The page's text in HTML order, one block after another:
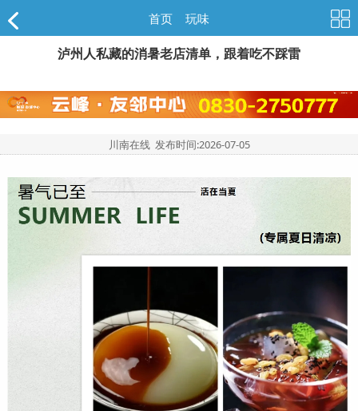
首页 玩味
泸州人私藏的消暑老店清单，跟着吃不踩雷
川南在线 发布时间:2026-07-05